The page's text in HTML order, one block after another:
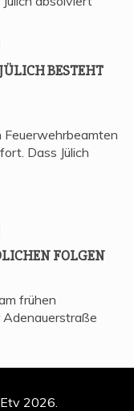
BESTEHT
Feuerwehrbeamten
Dass Jülich
FOLGEN
frühen
2026.